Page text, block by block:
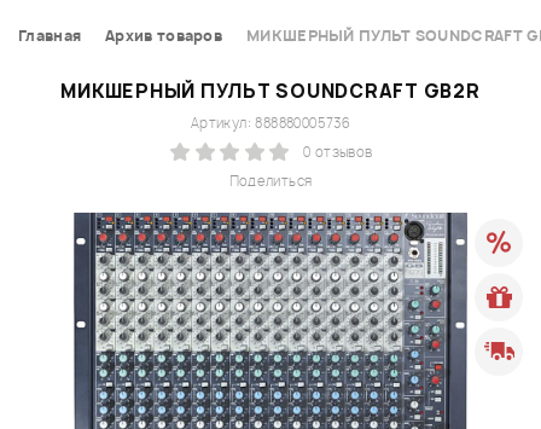
Главная Архив товаров МИКШЕРНЫЙ ПУЛЬТ SOUNDCRAFT
МИКШЕРНЫЙ ПУЛЬТ SOUNDCRAFT GB2R
Поделиться
Артикул: 888880005736
0 отзывов